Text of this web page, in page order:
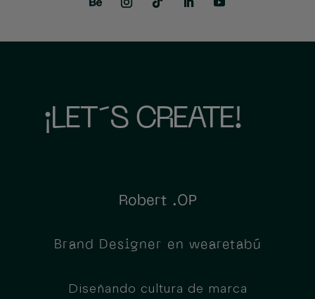
¡LET´S CREATE!
Robert .OP
Brand Designer en wearetabú
Diseñando cultura de marca